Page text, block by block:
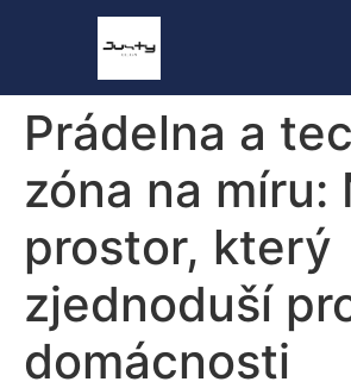
Prádelna a
zóna na míru:
prostor, který
zjednoduší
domácnosti